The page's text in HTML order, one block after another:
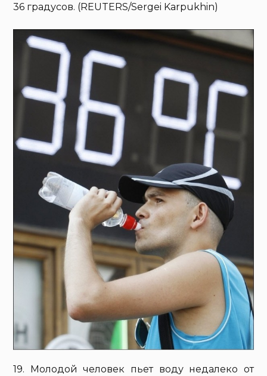
36 градусов. (REUTERS/Sergei Karpukhin)
19. Молодой человек пьет воду недалеко от